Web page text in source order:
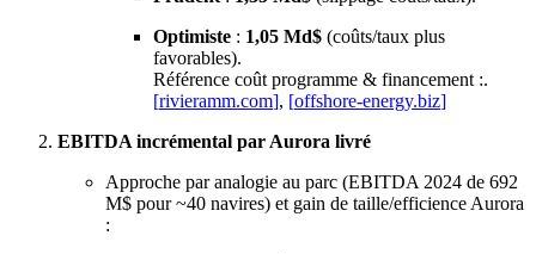
Optimiste : 1,05 Md$ (coûts/taux plus
favorables).
Référence coût programme & financement :.
[rivieramm.com], [offshore-energy.biz]
EBITDA incrémental par Aurora livré
Approche par analogie au parc (EBITDA 2024 de 692
M$ pour ~40 navires) et gain de taille/efficience Aurora
: